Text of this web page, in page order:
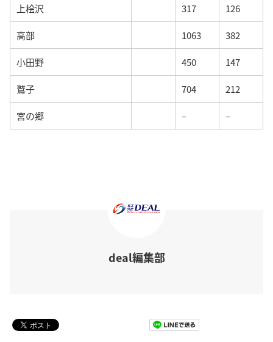
上桧沢 317 126
高部 1063 382
小田野 450 147
鷲子 704 212
宮の郷 – –
deal編集部